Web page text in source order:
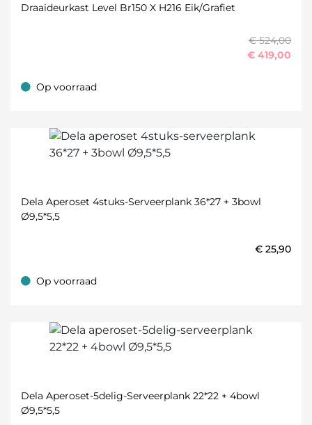
Draaideurkast Level Br150 X H216 Eik/Grafiet
€ 524,00
€ 419,00
Op voorraad
Op voorraad
Dela Aperoset 4stuks-Serveerplank 36*27 + 3bowl
Ø9,5*5,5
€ 25,90
Op voorraad
Op voorraad
Dela Aperoset-5delig-Serveerplank 22*22 + 4bowl
Ø9,5*5,5